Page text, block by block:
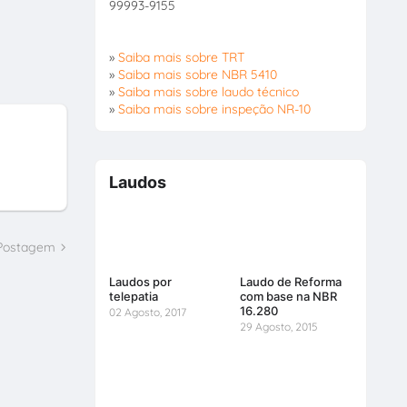
99993-9155
» Saiba mais sobre TRT
» Saiba mais sobre NBR 5410
» Saiba mais sobre laudo técnico
» Saiba mais sobre inspeção NR-10
Laudos
Laudos por
telepatia
02 Agosto, 2017
Laudo de Reforma
com base na NBR
16.280
29 Agosto, 2015